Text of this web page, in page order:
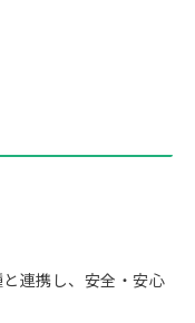
連携し、安全・安心